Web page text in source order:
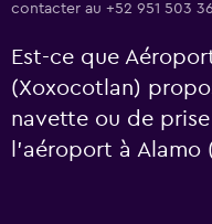
contacter au +52 951 503
Est-ce que
(Xoxocotlan)
navette ou de
l’aéroport à Alamo